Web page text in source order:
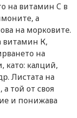
на витамин C в
а
на морковите.
витамин К,
на
като: калций,
Листата на
а той от своя
и понижава